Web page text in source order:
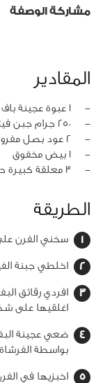
مشاركة الوصفة
المقادير
‏-
1 عبوة عجينة باف باستيري مربعات
‏-
250 جرام جبن فيتا
‏-
2 عود بصل مفروم
‏-
1 بيض مخفوق
‏-
3 معلقة كبيرة حليب
الطريقة
سخني الفرن على
اخلطي جبنة
افردي رقائق
اغلقيها على
ضعي عجينة
بواسطة
اخبزيها في الفرن المجهز